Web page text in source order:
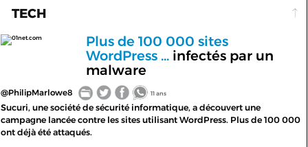
TECH
01net.com
Plus de 100 000 sites
WordPress ...infectés par un
malware
@PhilipMarlowe8 11 ans
Sucuri, une société de sécurité informatique, a découvert une
campagne lancée contre les sites utilisant WordPress. Plus de 100 000
ont déjà été attaqués.